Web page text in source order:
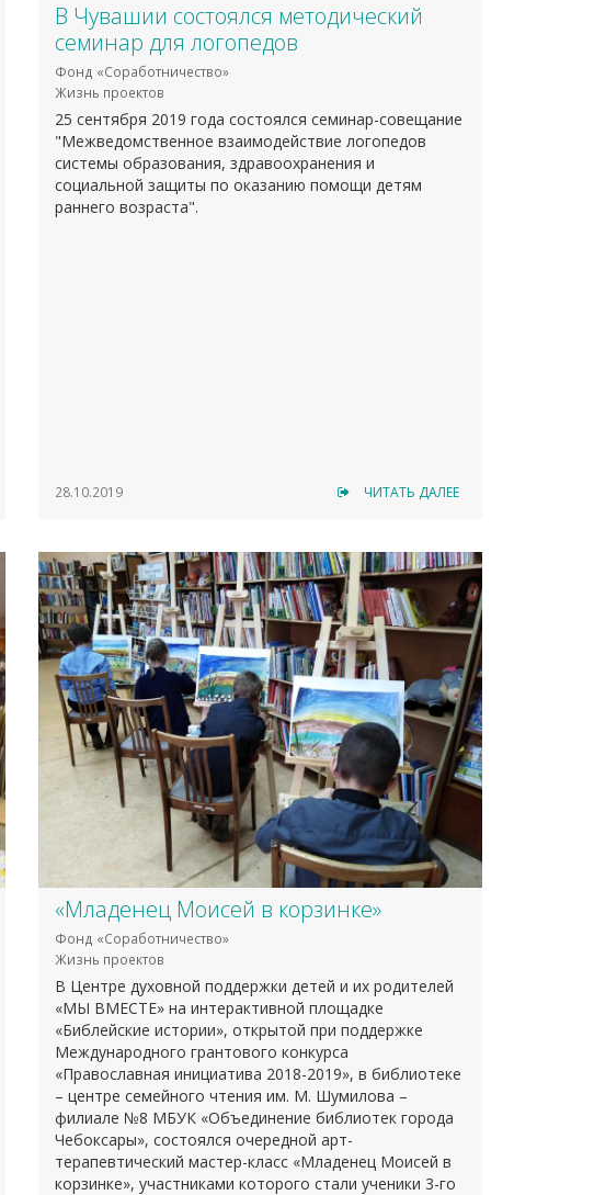
В Чувашии состоялся методический
семинар для логопедов
Фонд «Соработничество»
Жизнь проектов
25 сентября 2019 года состоялся семинар-совещание
"Межведомственное взаимодействие логопедов
системы образования, здравоохранения и
социальной защиты по оказанию помощи детям
раннего возраста".
28.10.2019 ЧИТАТЬ ДАЛЕЕ
«Младенец Моисей в корзинке»
Фонд «Соработничество»
Жизнь проектов
В Центре духовной поддержки детей и их родителей
«МЫ ВМЕСТЕ» на интерактивной площадке
«Библейские истории», открытой при поддержке
Международного грантового конкурса
«Православная инициатива 2018-2019», в библиотеке
– центре семейного чтения им. М. Шумилова –
филиале №8 МБУК «Объединение библиотек города
Чебоксары», состоялся очередной арт-
терапевтический мастер-класс «Младенец Моисей в
корзинке», участниками которого стали ученики 3-го